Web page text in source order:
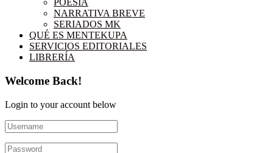
POESÍA
NARRATIVA BREVE
SERIADOS MK
QUÉ ES MENTEKUPA
SERVICIOS EDITORIALES
LIBRERÍA
Welcome Back!
Login to your account below